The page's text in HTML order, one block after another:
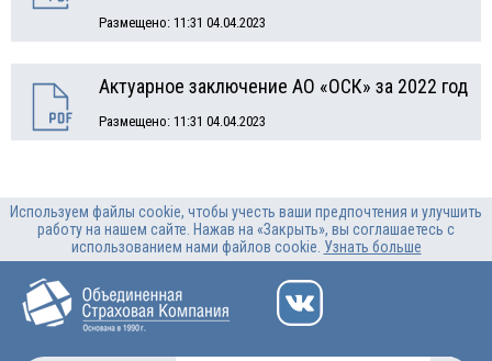
Размещено: 11:31 04.04.2023
Актуарное заключение АО «ОСК» за 2022 год
Размещено: 11:31 04.04.2023
Используем файлы cookie, чтобы учесть ваши предпочтения и улучшить
работу на нашем сайте. Нажав на «Закрыть», вы соглашаетесь с
использованием нами файлов cookie. Узнать больше